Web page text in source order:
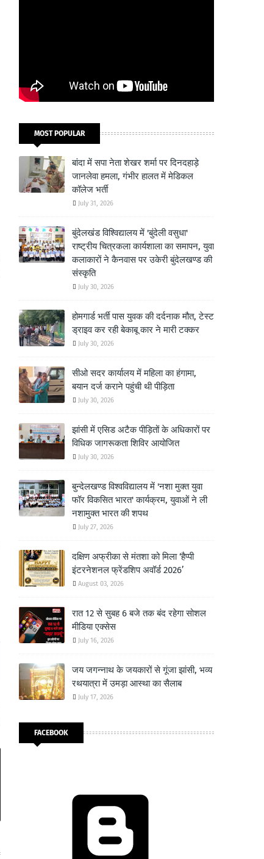
MOST POPULAR
बांदा में सपा नेता शेखर शर्मा पर दिनदहाड़े
जानलेवा हमला, गंभीर हालत में मेडिकल
कॉलेज भर्ती
July 31, 2026
बुंदेलखंड विश्विद्यालय में 'बुंदेली वसुधा'
राष्ट्रीय चित्रकला कार्यशाला का समापन, युवा
कलाकारों ने कैनवास पर उकेरी बुंदेलखण्ड की
संस्कृति
July 30, 2026
होमगार्ड भर्ती पास युवक की दर्दनाक मौत, टेस्ट
ड्राइव कर रही बेकाबू कार ने मारी टक्कर
July 30, 2026
सीओ सदर कार्यालय में महिला का हंगामा,
बयान दर्ज कराने पहुंची थी पीड़िता
July 30, 2026
झांसी में एसिड अटैक पीड़ितों के अधिकारों पर
विधिक जागरूकता शिविर आयोजित
July 30, 2026
बुन्देलखण्ड विश्वविद्यालय में 'नशा मुक्त युवा
फॉर विकसित भारत' कार्यक्रम, युवाओं ने ली
नशामुक्त भारत की शपथ
July 27, 2026
दक्षिण अफ्रीका से मंतशा को मिला ‘हैप्पी
इंटरनेशनल फ्रेंडशिप अवॉर्ड 2026’
August 03, 2026
रात 12 से सुबह 6 बजे तक बंद रहेगा सोशल
मीडिया एक्सेस
July 16, 2026
जय जगन्नाथ के जयकारों से गूंजा झांसी, भव्य
रथयात्रा में उमड़ा आस्था का सैलाब
July 17, 2026
FACEBOOK